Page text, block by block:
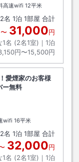
高速wifi 12平米
2名 1泊 1部屋 合計
〜 31,000円
1名 (2名1室)｜ 1泊
円〜15,500円
愛煙家のお客様
ー無料
wifi 16平米
2名 1泊 1部屋 合計
32,000円
1名 (2名1室)｜ 1泊